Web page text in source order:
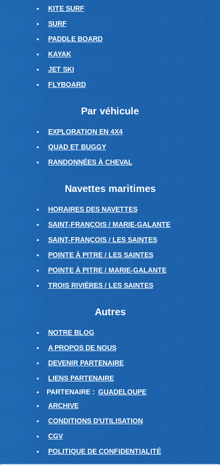
KITE SURF
SURF
PADDLE BOARD
KAYAK
JET SKI
FLYBOARD
Par véhicule
EXPLORATION EN 4X4
QUAD ET BUGGY
RANDONNÉES À CHEVAL
Navettes maritimes
HORAIRES DES NAVETTES
SAINT-FRANÇOIS / MARIE-GALANTE
SAINT-FRANÇOIS / LES SAINTES
POINTE À PITRE / LES SAINTES
POINTE À PITRE / MARIE-GALANTE
TROIS RIVIÈRES / LES SAINTES
Autres
NOTRE BLOG
A PROPOS DE NOUS
DEVENIR PARTENAIRE
LIENS PARTENAIRE
PARTENAIRE : GUADELOUPE
ARCHIVE
CONDITIONS D'UTILISATION
CGV
POLITIQUE DE CONFIDENTIALITÉ